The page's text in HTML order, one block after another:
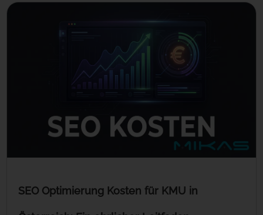
SEO Optimierung Kosten für KMU in